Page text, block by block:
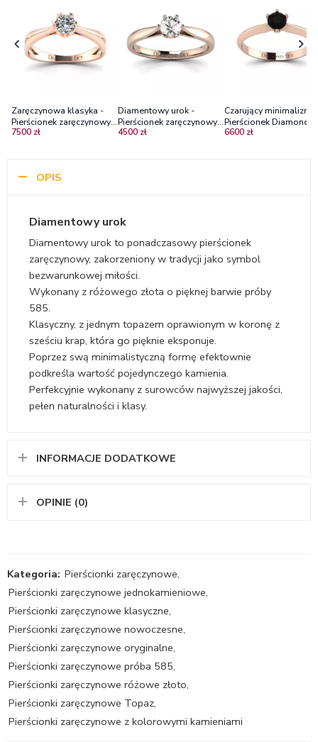
Zaręczynowa klasyka -
Pierścionek zaręczynowy
Diamond Sky z różowego
7500 zł
Diamentowy urok -
Pierścionek zaręczynowy z
różowego złota z
4500 zł
Czarujący minimalizm -
Pierścionek Diamond
z różowego złota z
6600 zł
OPIS
Diamentowy urok
Diamentowy urok to ponadczasowy pierścionek
zaręczynowy, zakorzeniony w tradycji jako symbol
bezwarunkowej miłości.
Wykonany z różowego złota o pięknej barwie próby
585.
Klasyczny, z jednym topazem oprawionym w koronę z
sześciu krap, która go pięknie eksponuje.
Poprzez swą minimalistyczną formę efektownie
podkreśla wartość pojedynczego kamienia.
Perfekcyjnie wykonany z surowców najwyższej jakości,
pełen naturalności i klasy.
INFORMACJE DODATKOWE
OPINIE (0)
Kategoria: Pierścionki zaręczynowe,
Pierścionki zaręczynowe jednokamieniowe,
Pierścionki zaręczynowe klasyczne,
Pierścionki zaręczynowe nowoczesne,
Pierścionki zaręczynowe oryginalne,
Pierścionki zaręczynowe próba 585,
Pierścionki zaręczynowe różowe złoto,
Pierścionki zaręczynowe Topaz,
Pierścionki zaręczynowe z kolorowymi kamieniami